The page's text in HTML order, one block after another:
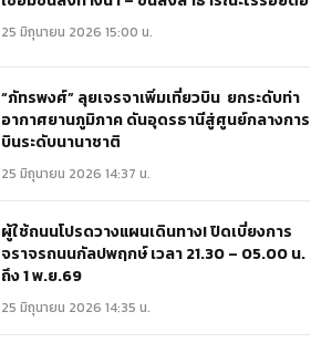
25 มิถุนายน 2026 15:00 น.
“ภัทรพงศ์” ลุยเจรจาเพิ่มเที่ยวบิน ยกระดับท่า
อากาศยานภูมิภาค ดันอุดรธานีสู่ศูนย์กลางการ
บินระดับนานาชาติ
25 มิถุนายน 2026 14:37 น.
ผู้ใช้ถนนโปรดวางแผนเดินทาง! ปิดเบี่ยงการ
จราจรถนนกัลปพฤกษ์ เวลา 21.30 – 05.00 น.
ถึง 1 พ.ย.69
25 มิถุนายน 2026 14:35 น.